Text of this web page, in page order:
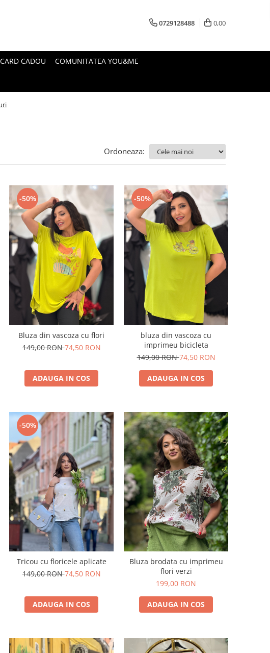
0729128488 0,00
CARD CADOU COMUNITATEA YOU&ME
Ordoneaza:
-50%
Bluza din vascoza cu flori
149,00 RON74,50 RON
ADAUGA IN COS
-50%
bluza din vascoza cu
imprimeu bicicleta
149,00 RON74,50 RON
ADAUGA IN COS
-50%
Tricou cu floricele aplicate
149,00 RON74,50 RON
ADAUGA IN COS
Bluza brodata cu imprimeu
flori verzi
199,00 RON
ADAUGA IN COS